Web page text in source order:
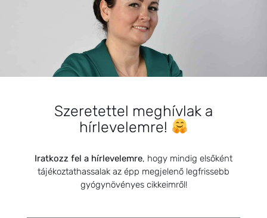
A SZŰRŐVIZSGÁLATOK ÉS A
HELYES DIAGNÓZIS FONTOSSÁGA
2024.09.09.
SZARVAS NIKI
Szeretettel meghívlak a
hírlevelemre!
Iratkozz fel a hírlevelemre, hogy mindig elsőként
tájékoztathassalak az épp megjelenő legfrissebb
gyógynövényes cikkeimről!